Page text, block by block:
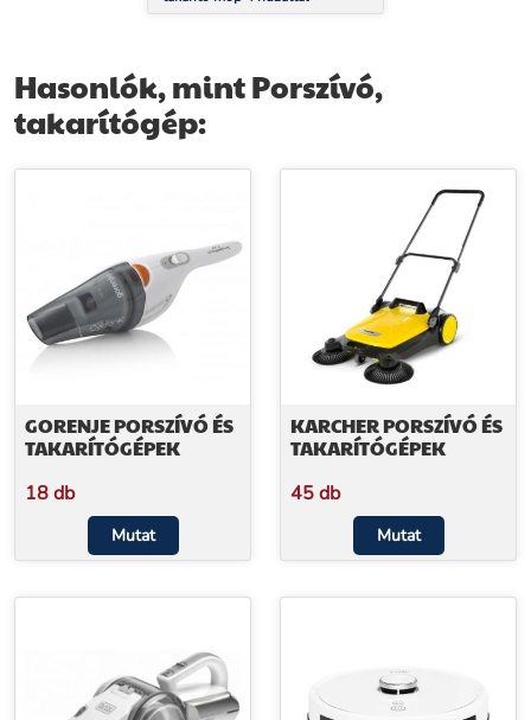
Hasonlók, mint Porszívó,
takarítógép:
GORENJE PORSZÍVÓ ÉS
TAKARÍTÓGÉPEK
18 db
Mutat
KARCHER PORSZÍVÓ ÉS
TAKARÍTÓGÉPEK
45 db
Mutat